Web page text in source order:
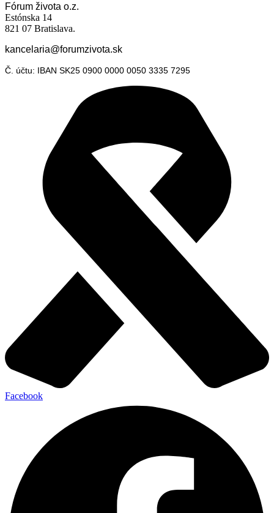
Fórum života o.z.
Estónska 14
821 07 Bratislava.
kancelaria@forumzivota.sk
Č. účtu: IBAN SK25 0900 0000 0050 3335 7295
Facebook